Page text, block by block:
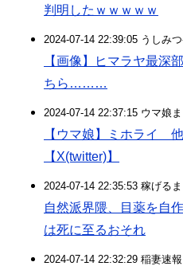
判明したｗｗｗｗｗ
2024-07-14 22:39:05 うしみ
【画像】ヒマラヤ最深
ちら………
2024-07-14 22:37:15 ウマ娘
【ウマ娘】ミホライ
【X(twitter)】
2024-07-14 22:35:53 稼げる
自然派界隈、目薬を自
は死に至るおそれ
2024-07-14 22:32:29 稲妻速報